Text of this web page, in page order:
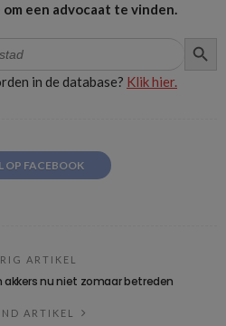
een advocaat te vinden.
in de database? Klik hier.
OP FACEBOOK
ARTIKEL
akkers nu niet zomaar betreden
ARTIKEL